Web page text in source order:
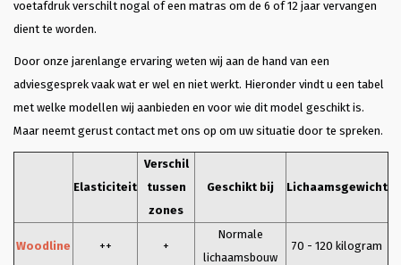
voetafdruk verschilt nogal of een matras om de 6 of 12 jaar vervangen
dient te worden.
Door onze jarenlange ervaring weten wij aan de hand van een
adviesgesprek vaak wat er wel en niet werkt. Hieronder vindt u een tabel
met welke modellen wij aanbieden en voor wie dit model geschikt is.
Maar neemt gerust contact met ons op om uw situatie door te spreken.
Elasticiteit
Verschil
tussen
zones
Geschikt bij Lichaamsgewicht
Woodline ++ +
Normale
lichaamsbouw
70 - 120 kilogram